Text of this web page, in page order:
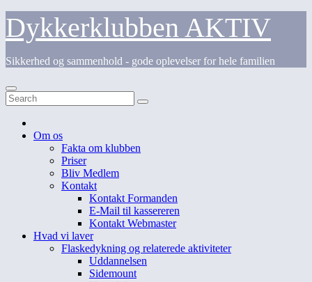
Skip
content
Dykkerklubben AKTIV
Sikkerhed og sammenhold - gode oplevelser for hele familien
Om os
Fakta om klubben
Priser
Bliv Medlem
Kontakt
Kontakt Formanden
E-Mail til kassereren
Kontakt Webmaster
Hvad vi laver
Flaskedykning og relaterede aktiviteter
Uddannelsen
Sidemount